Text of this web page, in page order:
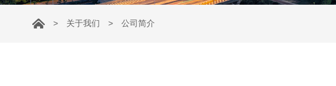
> 关于我们 > 公司简介